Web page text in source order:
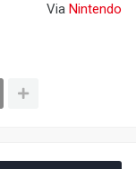
Via Nintendo